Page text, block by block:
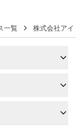
一覧 株式会社アイ